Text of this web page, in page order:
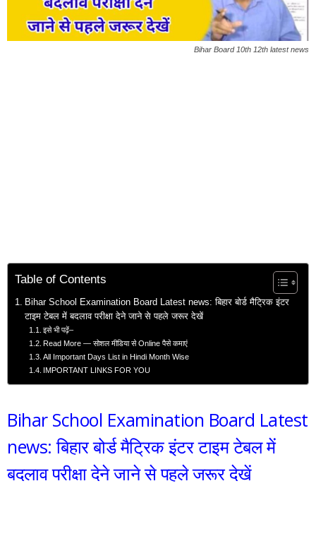
Bihar Board 10th 12th latest news
Table of Contents
Bihar School Examination Board Latest news: बिहार बोर्ड मैट्रिक इंटर
टाइम टेबल में बदलाव परीक्षा देने जाने से पहले जरूर देखें
इसे भी पढ़ें–
Read More — सोशल मीडिया से Online पैसे कमाएं
All Important Days List in Hindi Month Wise
IMPORTANT LINKS FOR YOU
Bihar School Examination Board Latest
news: बिहार बोर्ड मैट्रिक इंटर टाइम टेबल में
बदलाव परीक्षा देने जाने से पहले जरूर देखें